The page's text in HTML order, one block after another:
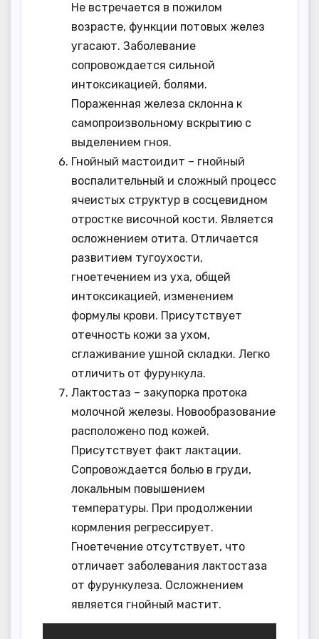
Не встречается в пожилом
возрасте, функции потовых желез
угасают. Заболевание
сопровождается сильной
интоксикацией, болями.
Пораженная железа склонна к
самопроизвольному вскрытию с
выделением гноя.
Гнойный мастоидит – гнойный
воспалительный и сложный процесс
ячеистых структур в сосцевидном
отростке височной кости. Является
осложнением отита. Отличается
развитием тугоухости,
гноетечением из уха, общей
интоксикацией, изменением
формулы крови. Присутствует
отечность кожи за ухом,
сглаживание ушной складки. Легко
отличить от фурункула.
Лактостаз – закупорка протока
молочной железы. Новообразование
расположено под кожей.
Присутствует факт лактации.
Сопровождается болью в груди,
локальным повышением
температуры. При продолжении
кормления регрессирует.
Гноетечение отсутствует, что
отличает заболевания лактостаза
от фурункулеза. Осложнением
является гнойный мастит.